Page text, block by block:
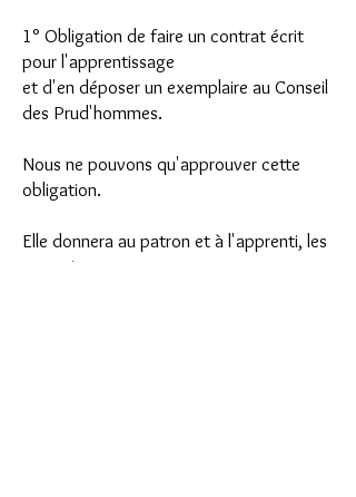
1° Obligation de faire un contrat écrit
pour l'apprentissage
et d'en déposer un exemplaire au Conseil
des Prud'hommes.
Nous ne pouvons qu'approuver cette
obligation.
Elle donnera au patron et à l'apprenti, les
garanties